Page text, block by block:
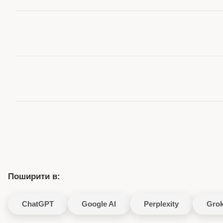
Поширити в:
ChatGPT Google AI Perplexity